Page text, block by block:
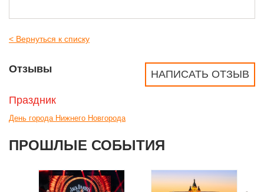
< Вернуться к списку
НАПИСАТЬ ОТЗЫВ
Отзывы
Праздник
День города Нижнего Новгорода
ПРОШЛЫЕ СОБЫТИЯ